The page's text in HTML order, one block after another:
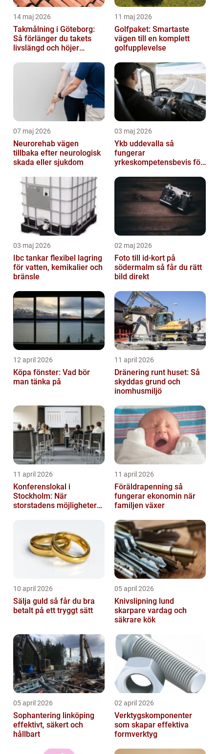
14 maj 2026
Takmålning i Göteborg:
Så förlänger du takets
livslängd och höjer
11 maj 2026
Golfpaket: Smartaste
vägen till en komplett
golfupplevelse
07 maj 2026
Neurorehab vägen
tillbaka efter neurologisk
skada eller sjukdom
03 maj 2026
Ykb uddevalla så
fungerar
yrkeskompetensbevis för
03 maj 2026
Ibc tankar flexibel lagring
för vatten, kemikalier och
bränsle
02 maj 2026
Foto till id-kort på
södermalm så får du rätt
bild direkt
12 april 2026
Köpa fönster: Vad bör
man tänka på
11 april 2026
Dränering runt huset: Så
skyddas grund och
inomhusmiljö
11 april 2026
Konferenslokal i
Stockholm: När
storstadens möjligheter
11 april 2026
Föräldrapenning så
fungerar ekonomin när
familjen växer
10 april 2026
Sälja guld så får du bra
betalt på ett tryggt sätt
05 april 2026
Knivslipning lund
skarpare vardag och
säkrare kök
05 april 2026
Sophantering linköping
effektivt, säkert och
hållbart
02 april 2026
Verktygskomponenter
som skapar effektiva
formverktyg